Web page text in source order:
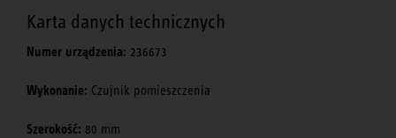
Karta danych technicznych
Numer urządzenia: 236673
Wykonanie: Czujnik pomieszczenia
Szerokość: 80 mm